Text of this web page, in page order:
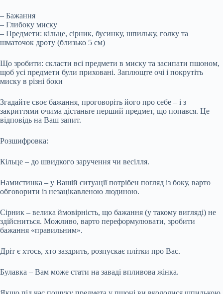
– Бажання
– Глибоку миску
– Предмети: кільце, сірник, бусинку, шпильку, голку та
шматочок дроту (близько 5 см)
Що зробити: скласти всі предмети в миску та засипати пшоном,
щоб усі предмети були приховані. Заплющте очі і покрутіть
миску в різні боки
Згадайте своє бажання, проговоріть його про себе – і з
закриттями очима дістаньте перший предмет, що попався. Це
відповідь на Ваш запит.
Розшифровка:
Кільце – до швидкого заручення чи весілля.
Намистинка – у Вашій ситуації потрібен погляд із боку, варто
обговорити із незацікавленою людиною.
Сірник – велика ймовірність, що бажання (у такому вигляді) не
здійсниться. Можливо, варто переформулювати, зробити
бажання «правильним».
Дріт є хтось, хто заздрить, розпускає плітки про Вас.
Булавка – Вам може стати на заваді впливова жінка.